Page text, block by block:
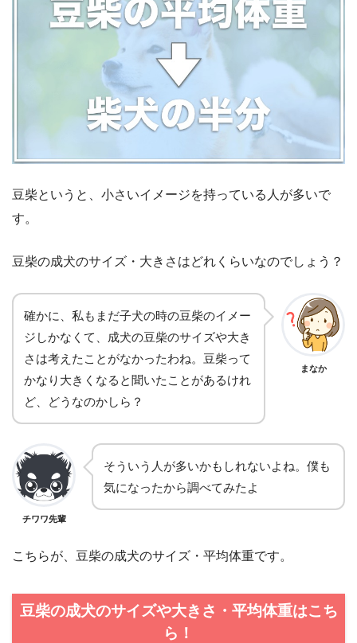
豆柴というと、小さいイメージを持っている人が多いで
す。
豆柴の成犬のサイズ・大きさはどれくらいなのでしょう？
確かに、私もまだ子犬の時の豆柴のイメー
ジしかなくて、成犬の豆柴のサイズや大き
さは考えたことがなかったわね。豆柴って
かなり大きくなると聞いたことがあるけれ
ど、どうなのかしら？
まなか
チワワ先輩
そういう人が多いかもしれないよね。僕も
気になったから調べてみたよ
こちらが、豆柴の成犬のサイズ・平均体重です。
豆柴の成犬のサイズや大きさ・平均体重はこち
ら！